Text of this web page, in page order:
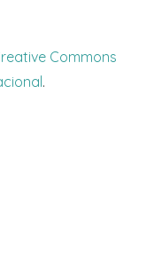
Commons
.